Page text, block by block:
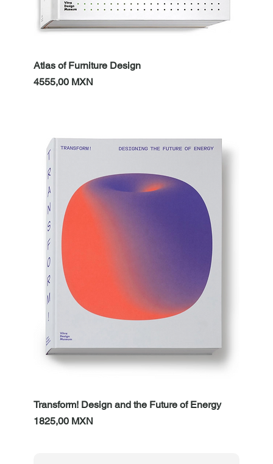
Atlas of Furniture Design
Prezzo
4555,00 MXN
Transform! Design and the Future of Energy
Prezzo
1825,00 MXN